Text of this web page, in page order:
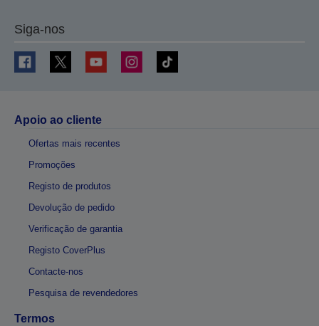
Siga-nos
Apoio ao cliente
Ofertas mais recentes
Promoções
Registo de produtos
Devolução de pedido
Verificação de garantia
Registo CoverPlus
Contacte-nos
Pesquisa de revendedores
Termos